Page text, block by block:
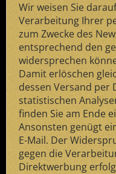
Wir weisen Sie
Verarbeitung Ihrer
zum Zwecke des
entsprechend den
widersprechen
Damit erlöschen
dessen Versand
statistischen
finden Sie am Ende
Ansonsten genügt
E-Mail. Der
gegen die
Direktwerbung